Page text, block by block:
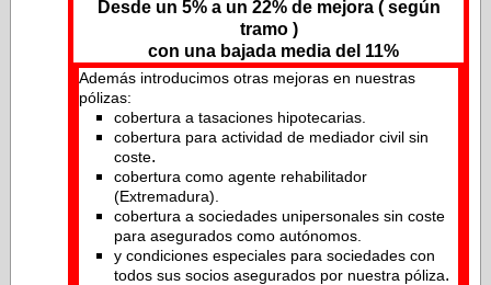
Desde un 5% a un 22% de mejora ( según
tramo )
con una bajada media del 11%
Además introducimos otras mejoras en nuestras
pólizas:
cobertura a tasaciones hipotecarias.
cobertura para actividad de mediador civil sin
coste.
cobertura como agente rehabilitador
(Extremadura).
cobertura a sociedades unipersonales sin coste
para asegurados como autónomos.
y condiciones especiales para sociedades con
todos sus socios asegurados por nuestra póliza.